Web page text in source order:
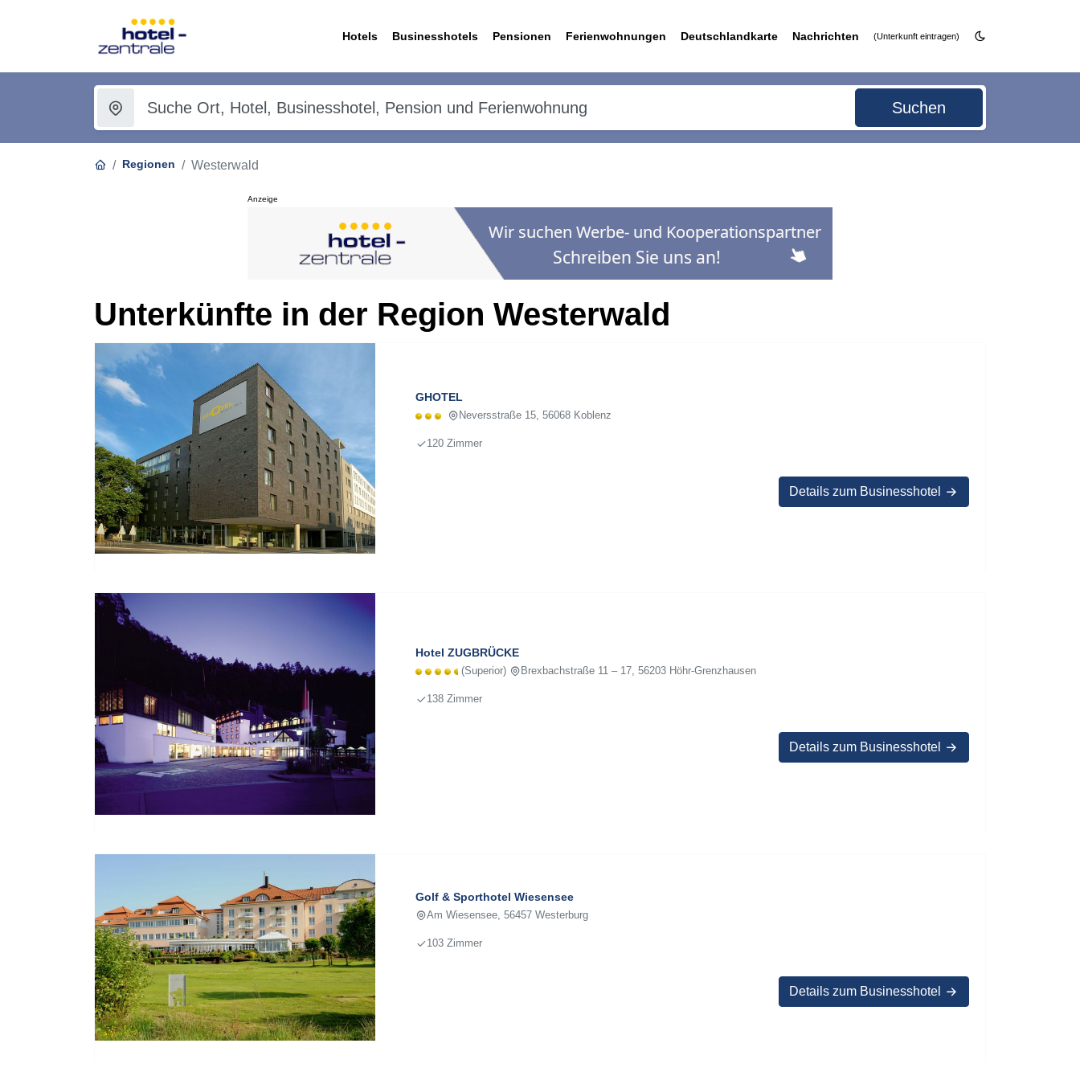
Hotels Businesshotels Pensionen Ferienwohnungen Deutschlandkarte Nachrichten (Unterkunft eintragen)
Suchen
Regionen Westerwald
Anzeige
Unterkünfte in der Region Westerwald
GHOTEL
Neversstraße 15, 56068 Koblenz
120 Zimmer
Details zum Businesshotel
Hotel ZUGBRÜCKE
(Superior) Brexbachstraße 11 – 17, 56203 Höhr-Grenzhausen
138 Zimmer
Details zum Businesshotel
Golf & Sporthotel Wiesensee
Am Wiesensee, 56457 Westerburg
103 Zimmer
Details zum Businesshotel